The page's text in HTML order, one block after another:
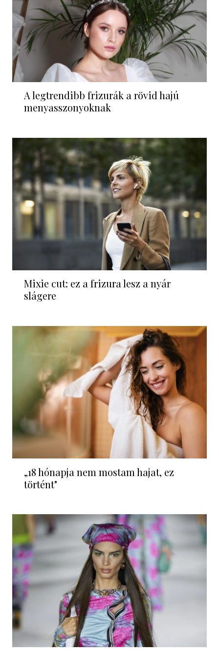
A legtrendibb frizurák a rövid hajú
menyasszonyoknak
Mixie cut: ez a frizura lesz a nyár
slágere
„18 hónapja nem mostam hajat, ez
történt"